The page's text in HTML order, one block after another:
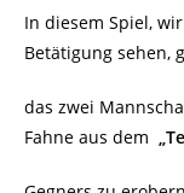
In diesem Spiel,
Betätigung sehen,
das zwei
Fahne aus dem